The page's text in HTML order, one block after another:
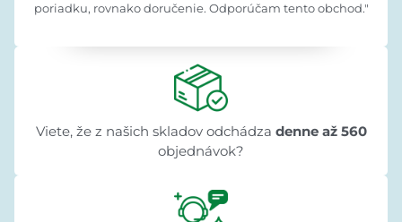
poriadku, rovnako doručenie. Odporúčam tento obchod."
Viete, že z našich skladov odchádza denne až 560
objednávok?